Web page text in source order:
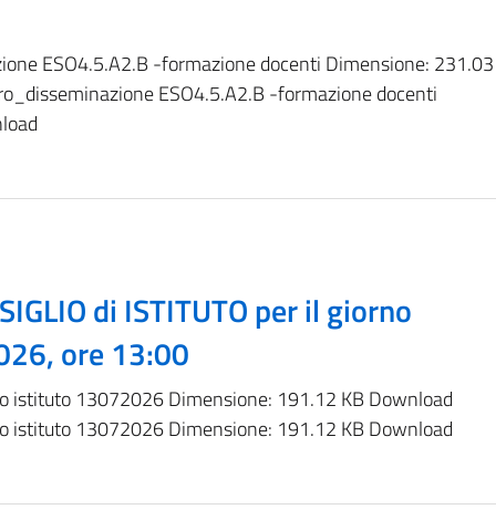
ESO4.5.A2.B -formazione docenti Dimensione: 231.03
ESO4.5.A2.B -formazione docenti
di ISTITUTO per il giorno
ore 13:00
istituto 13072026 Dimensione: 191.12 KB Download
istituto 13072026 Dimensione: 191.12 KB Download